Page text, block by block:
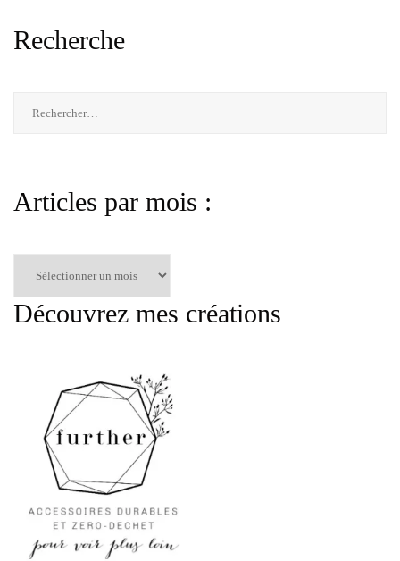
Recherche
Articles par mois :
mois
Découvrez mes créations